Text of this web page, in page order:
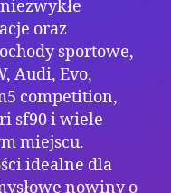
oraz
sportowe,
Audi, Evo,
competition,
sf90 i wiele
miejscu.
idealne dla
nowiny o